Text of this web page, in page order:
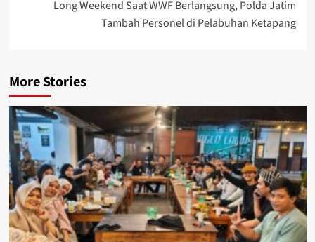
Long Weekend Saat WWF Berlangsung, Polda Jatim
Tambah Personel di Pelabuhan Ketapang
More Stories